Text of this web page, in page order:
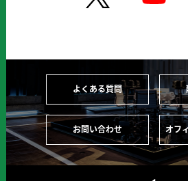
よくある質問
お問い合わせ オフ